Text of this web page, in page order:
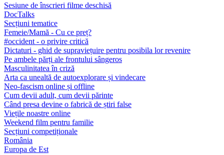
Sesiune de înscrieri filme deschisă
DocTalks
Secțiuni tematice
Femeie/Mamă - Cu ce preț?
#occident - o privire critică
Dictaturi - ghid de supraviețuire pentru posibila lor revenire
Pe ambele părți ale frontului sângeros
Masculinitatea în criză
Arta ca unealtă de autoexplorare și vindecare
Neo-fascism online și offline
Cum devii adult, cum devii părinte
Când presa devine o fabrică de știri false
Viețile noastre online
Weekend film pentru familie
Secțiuni competiționale
România
Europa de Est